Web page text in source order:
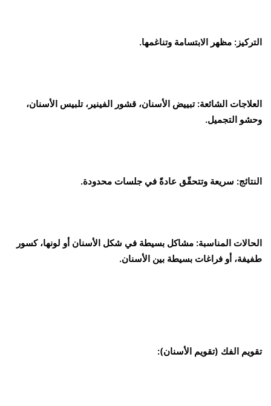
التركيز: مظهر الابتسامة وتناغمها.
العلاجات الشائعة: تبييض الأسنان، قشور الفينير، تلبيس الأسنان،
وحشو التجميل.
النتائج: سريعة وتتحقّق عادةً في جلسات محدودة.
الحالات المناسبة: مشاكل بسيطة في شكل الأسنان أو لونها، كسور
طفيفة، أو فراغات بسيطة بين الأسنان.
تقويم الفك (تقويم الأسنان):